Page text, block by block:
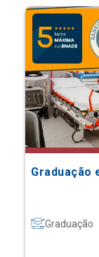
Graduação
Graduação